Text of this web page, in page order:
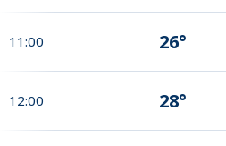
11:00 26°
12:00 28°